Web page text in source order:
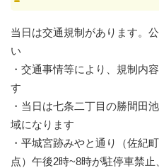
当日は交通規制があります。
い
・交通事情等により、規制内
す
・当日は七条二丁目の勝間田
域になります
・平城宮跡みやと通り（佐紀
点）午後2時~8時が駐停車禁